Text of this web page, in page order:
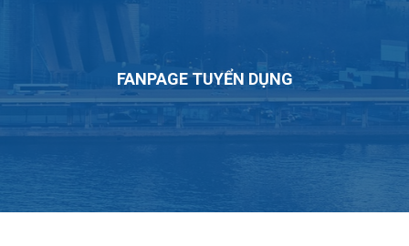
FANPAGE TUYỂN DỤNG